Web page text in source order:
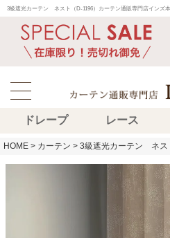
3級遮光カーテン　ネスト（D-1196）カーテン通販専門店イン
ドレープ レース
HOME カーテン 3級遮光カーテン ネス